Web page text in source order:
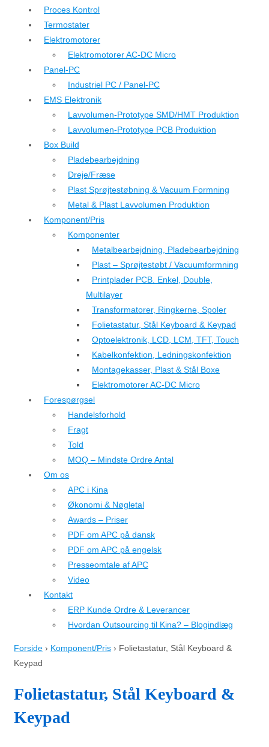
Proces Kontrol
Termostater
Elektromotorer
Elektromotorer AC-DC Micro
Panel-PC
Industriel PC / Panel-PC
EMS Elektronik
Lavvolumen-Prototype SMD/HMT Produktion
Lavvolumen-Prototype PCB Produktion
Box Build
Pladebearbejdning
Dreje/Fræse
Plast Sprøjtestøbning & Vacuum Formning
Metal & Plast Lavvolumen Produktion
Komponent/Pris
Komponenter
Metalbearbejdning, Pladebearbejdning
Plast – Sprøjtestøbt / Vacuumformning
Printplader PCB. Enkel, Double,
Multilayer
Transformatorer, Ringkerne, Spoler
Folietastatur, Stål Keyboard & Keypad
Optoelektronik, LCD, LCM, TFT, Touch
Kabelkonfektion, Ledningskonfektion
Montagekasser, Plast & Stål Boxe
Elektromotorer AC-DC Micro
Forespørgsel
Handelsforhold
Fragt
Told
MOQ – Mindste Ordre Antal
Om os
APC i Kina
Økonomi & Nøgletal
Awards – Priser
PDF om APC på dansk
PDF om APC på engelsk
Presseomtale af APC
Video
Kontakt
ERP Kunde Ordre & Leverancer
Hvordan Outsourcing til Kina? – Blogindlæg
Forside › Komponent/Pris › Folietastatur, Stål Keyboard &
Keypad
Folietastatur, Stål Keyboard &
Keypad